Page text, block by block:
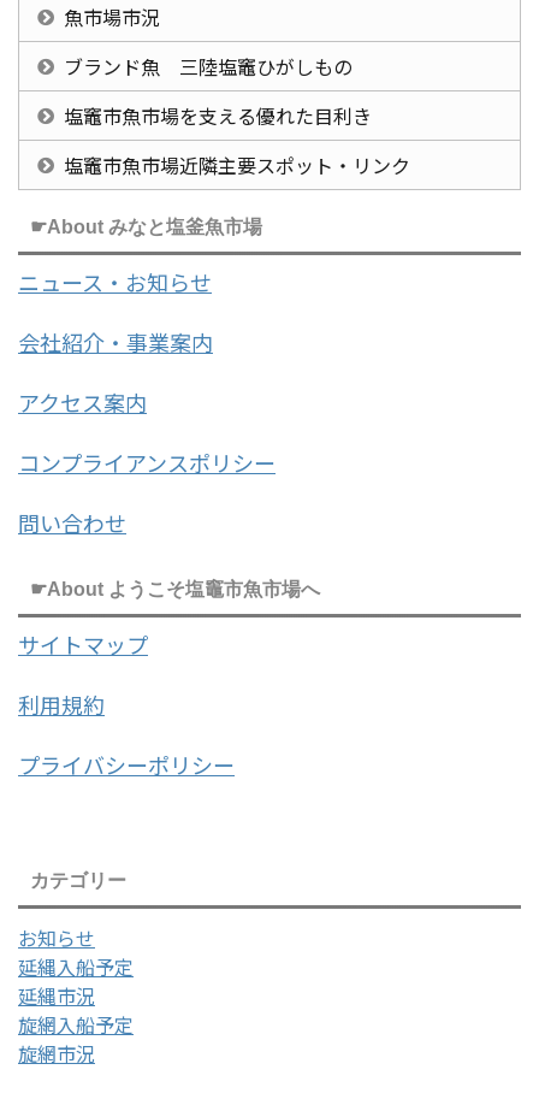
魚市場市況
ブランド魚 三陸塩竈ひがしもの
塩竈市魚市場を支える優れた目利き
塩竈市魚市場近隣主要スポット・リンク
☛About みなと塩釜魚市場
ニュース・お知らせ
会社紹介・事業案内
アクセス案内
コンプライアンスポリシー
問い合わせ
☛About ようこそ塩竈市魚市場へ
サイトマップ
利用規約
プライバシーポリシー
カテゴリー
お知らせ
延縄入船予定
延縄市況
旋網入船予定
旋網市況